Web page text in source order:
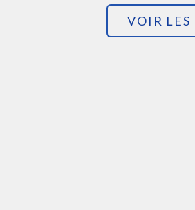
VOIR LES